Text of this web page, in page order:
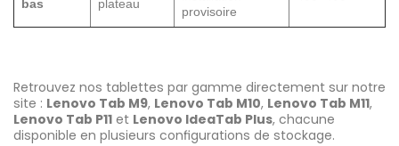
bas
plateau
provisoire
Retrouvez nos tablettes par gamme directement sur notre
site : Lenovo Tab M9, Lenovo Tab M10, Lenovo Tab M11,
Lenovo Tab P11 et Lenovo IdeaTab Plus, chacune
disponible en plusieurs configurations de stockage.